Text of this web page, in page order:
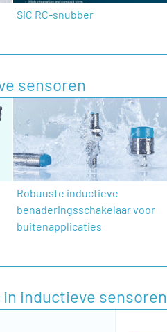
SiC RC-snubber
sensoren
Robuuste inductieve
benaderingsschakelaar voor
buitenapplicaties
inductieve sensoren